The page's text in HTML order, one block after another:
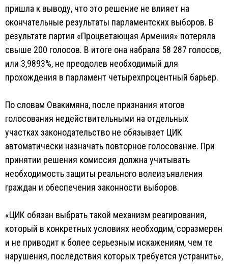
пришла к выводу, что это решение не влияет на
окончательные результаты парламентских выборов. В
результате партия «Процветающая Армения» потеряла
свыше 200 голосов. В итоге она набрала 58 287 голосов,
или 3,9893%, не преодолев необходимый для
прохождения в парламент четырехпроцентный барьер.
По словам Овакимяна, после признания итогов
голосования недействительными на отдельных
участках законодательство не обязывает ЦИК
автоматически назначать повторное голосование. При
принятии решения комиссия должна учитывать
необходимость защиты реального волеизъявления
граждан и обеспечения законности выборов.
«ЦИК обязан выбрать такой механизм реагирования,
который в конкретных условиях необходим, соразмерен
и не приводит к более серьезным искажениям, чем те
нарушения, последствия которых требуется устранить»,